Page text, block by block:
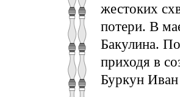
жестоких
потери. В
Бакулина.
приходя в
Буркун